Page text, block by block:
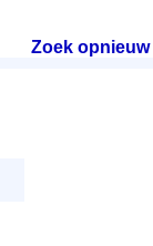
Zoek opnieuw.